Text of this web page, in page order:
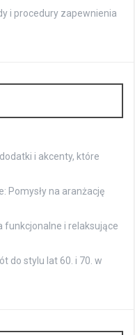
i procedury zapewnienia
i akcenty, które
Pomysły na aranżację
funkcjonalne i relaksujące
do stylu lat 60. i 70. w